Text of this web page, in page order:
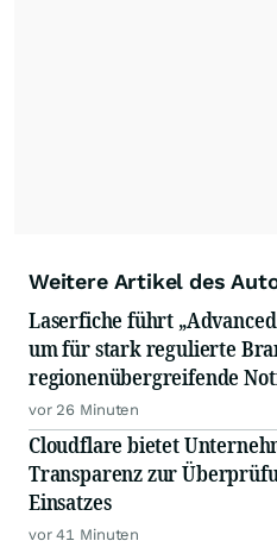
Weitere Artikel des
Laserfiche führt
um für stark regulierte
regionenübergreifende
sowie GovRAMP-konforme
gewährleisten
vor 26 Minuten
Cloudflare bietet
Transparenz zur
Einsatzes
vor 41 Minuten